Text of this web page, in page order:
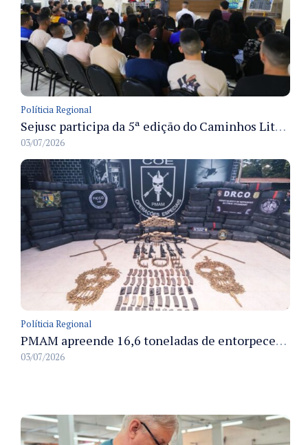
Políticia Regional
Sejusc participa da 5ª edição do Caminhos Literários com foco na cultura hip-hop nas unidades socioeducativas
03/07/2026
Políticia Regional
PMAM apreende 16,6 toneladas de entorpecentes e registra aumento nas prisões em flagrante e nas capturas de foragidos no primeiro semestre de 2026
03/07/2026